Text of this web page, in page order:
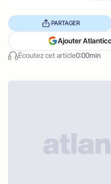
Écoutez cet article0:00min
PARTAGER
Ajouter